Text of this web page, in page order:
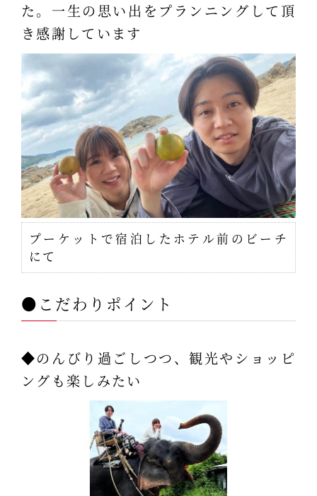
た。一生の思い出をプランニングして頂
き感謝しています
プーケットで宿泊したホテル前のビーチ
にて
●こだわりポイント
◆のんびり過ごしつつ、観光やショッピ
ングも楽しみたい